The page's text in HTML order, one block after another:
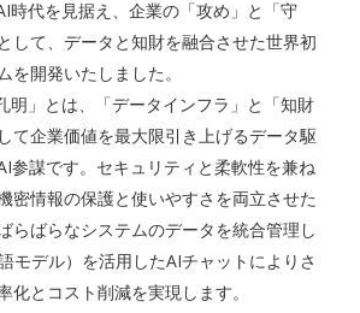
時代を見据え、企業の「攻め」と「守
して、データと知財を融合させた世界初
を開発いたしました。
明」とは、「データインフラ」と「知財
て企業価値を最大限引き上げるデータ駆
参謀です。セキュリティと柔軟性を兼ね
密情報の保護と使いやすさを両立させた
らばらなシステムのデータを統合管理し
モデル）を活用したAIチャットによりさ
化とコスト削減を実現します。